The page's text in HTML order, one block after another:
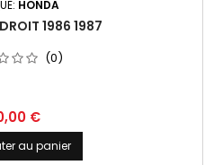
HONDA
1986 1987
(0)
€
au panier